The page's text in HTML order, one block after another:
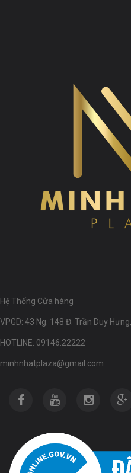
Hệ Thống Cửa hàng
VPGD: 43 Ng. 148 Đ. Trần Duy
HOTLINE: 09146.22222
minhnhatplaza@gmail.com